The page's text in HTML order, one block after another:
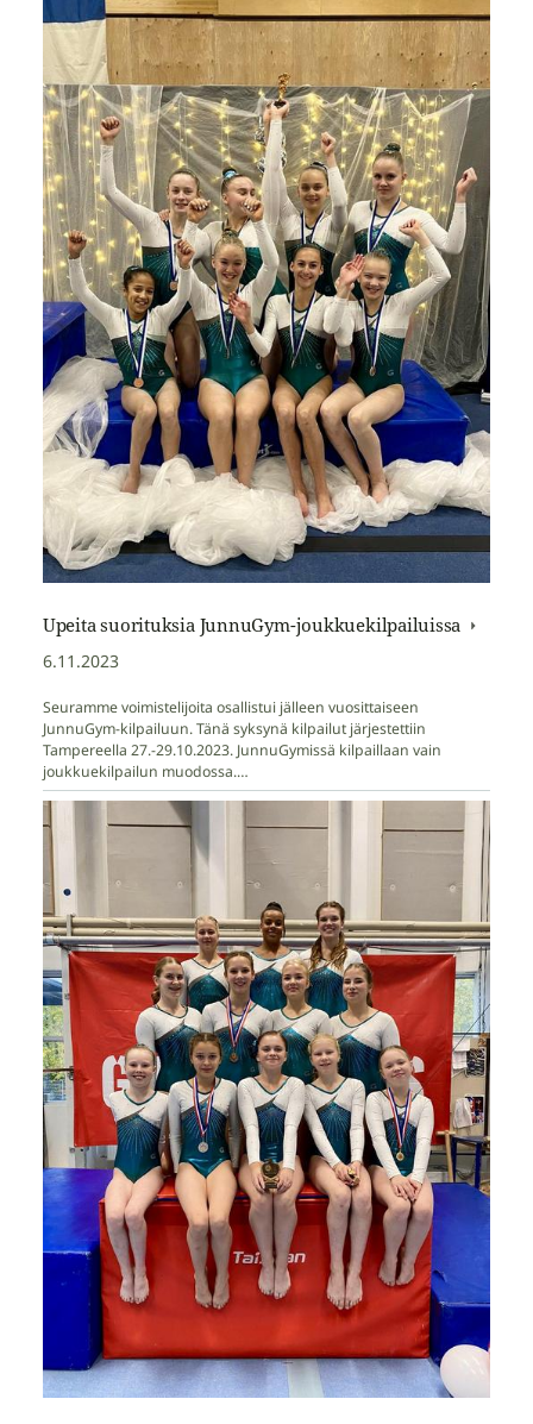
Upeita suorituksia JunnuGym-joukkuekilpailuissa
6.11.2023
Seuramme voimistelijoita osallistui jälleen vuosittaiseen
JunnuGym-kilpailuun. Tänä syksynä kilpailut järjestettiin
Tampereella 27.-29.10.2023. JunnuGymissä kilpaillaan vain
joukkuekilpailun muodossa.…